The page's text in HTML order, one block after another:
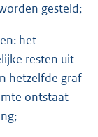
gesteld;
het
resten uit
hetzelfde graf
ontstaat